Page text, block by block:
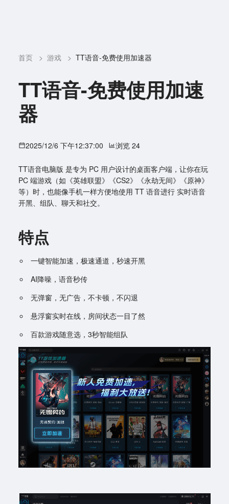
首页 > 游戏 > TT语音-免费使用加速器
TT语音-免费使用加速
器
2025/12/6 下午12:37:00 浏览 24
TT语音电脑版 是专为 PC 用户设计的桌面客户端，让你在玩
PC 端游戏（如《英雄联盟》《CS2》《永劫无间》《原神》
等）时，也能像手机一样方便地使用 TT 语音进行 实时语音
开黑、组队、聊天和社交。
特点
一键智能加速，极速通道，秒速开黑
AI降噪，语音秒传
无弹窗，无广告，不卡顿，不闪退
悬浮窗实时在线，房间状态一目了然
百款游戏随意选，3秒智能组队